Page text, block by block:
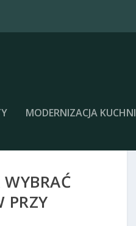
MODERNIZACJA KUCHNI
PRZY